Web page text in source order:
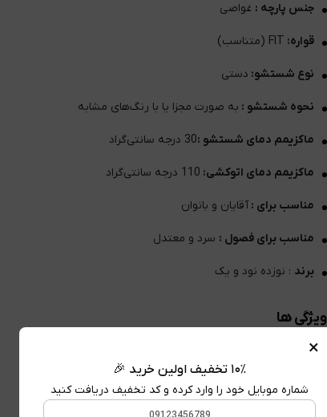
جنس پارچه : غواصی
قواره: FIT (متناسب)
نوع شستشو: دستی
نحوه شستشو : به صورت مجزا یا با رنگ‌های مشابه
ماکزیمم دمای شستشو :30 درجه سانتی‌گراد
ماکزیمم دمای اتوکشی: 110 درجه سانتی‌گراد
مناسب برای :آقایان و بانوان
مناسب برای فصول : سرد و معتدل
برند : نوزده نود و یک
ویژگی ها
جنس الیاف
×
۱۰٪ تخفیف اولین خرید 🎉
شماره موبایل خود را وارد کرده و کد تخفیف دریافت کنید